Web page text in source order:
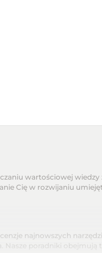
wartościowej wiedzy
Cię w rozwijaniu
najnowszych
Nasze poradniki